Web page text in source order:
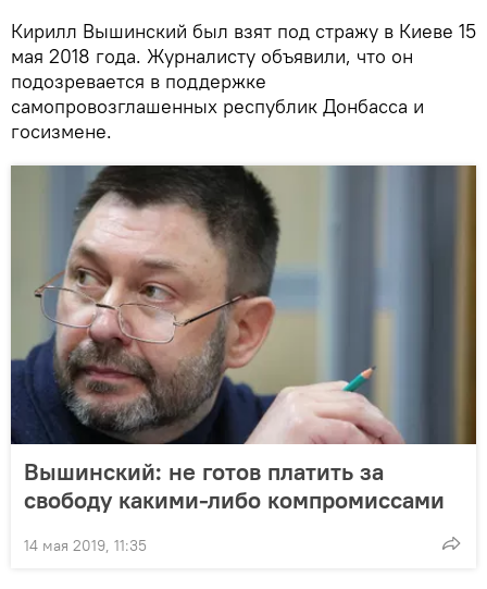
Кирилл Вышинский был взят под стражу в Киеве 15
мая 2018 года. Журналисту объявили, что он
подозревается в поддержке
самопровозглашенных республик Донбасса и
госизмене.
Вышинский: не готов платить за
свободу какими-либо компромиссами
14 мая 2019, 11:35